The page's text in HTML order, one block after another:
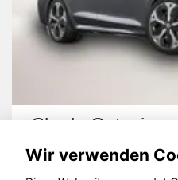
Skoda Octavia
Wir verwenden